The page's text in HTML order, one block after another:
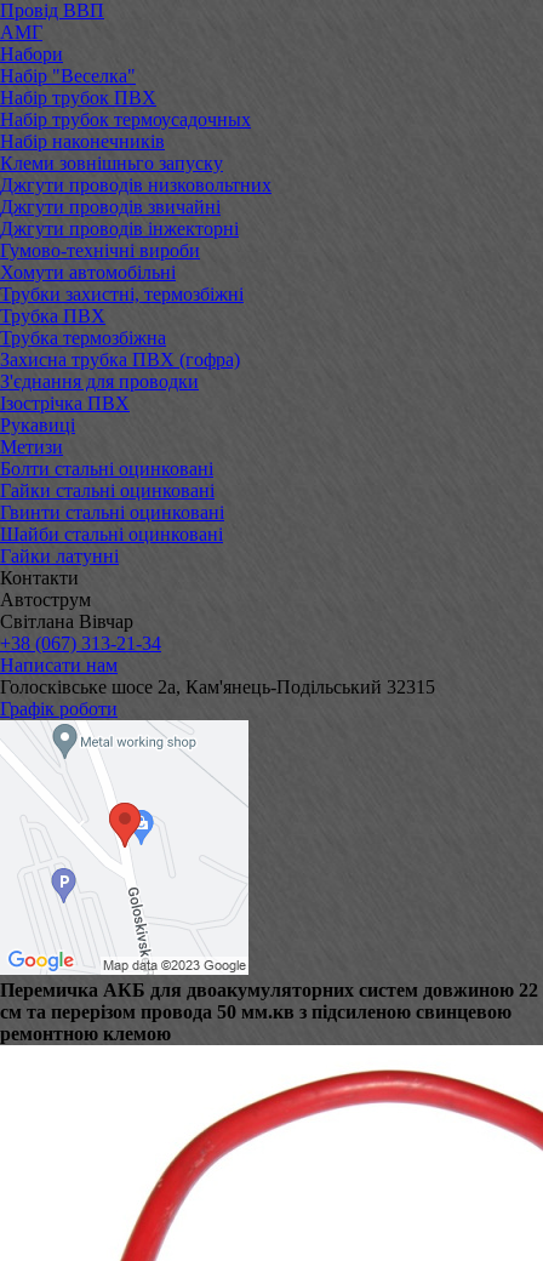
Провід ВВП
АМГ
Набори
Набір "Веселка"
Набір трубок ПВХ
Набір трубок термоусадочных
Набір наконечників
Клеми зовнішньго запуску
Джгути проводів низковольтних
Джгути проводів звичайні
Джгути проводів інжекторні
Гумово-технічні вироби
Хомути автомобільні
Трубки захистні, термозбіжні
Трубка ПВХ
Трубка термозбіжна
Захисна трубка ПВХ (гофра)
З'єднання для проводки
Ізострічка ПВХ
Рукавиці
Метизи
Болти стальні оцинковані
Гайки стальні оцинковані
Гвинти стальні оцинковані
Шайби стальні оцинковані
Гайки латунні
Контакти
Автострум
Світлана Вівчар
+38 (067) 313-21-34
Написати нам
Голосківське шосе 2а, Кам'янець-Подільський 32315
Графік роботи
Перемичка АКБ для двоакумуляторних систем довжиною 22
см та перерізом провода 50 мм.кв з підсиленою свинцевою
ремонтною клемою